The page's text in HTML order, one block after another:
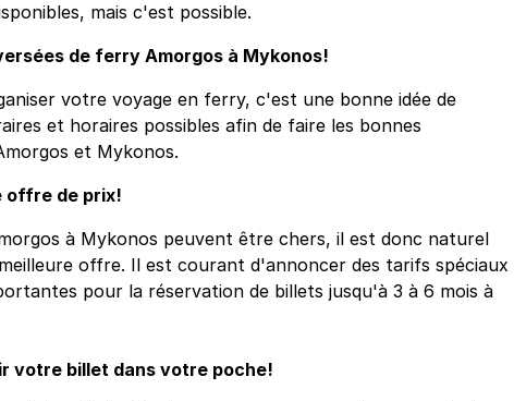
mais c'est possible.
de ferry Amorgos à Mykonos!
votre voyage en ferry, c'est une bonne idée de
et horaires possibles afin de faire les bonnes
et Mykonos.
offre de prix!
à Mykonos peuvent être chers, il est donc naturel
offre. Il est courant d'annoncer des tarifs spéciaux
pour la réservation de billets jusqu'à 3 à 6 mois à
votre billet dans votre poche!